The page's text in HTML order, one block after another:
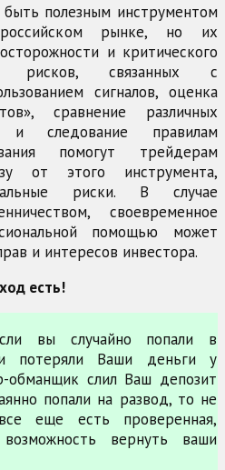
полезным инструментом
рынке, но их
и критического
рисков, связанных с
сигналов, оценка
сравнение различных
и следование правилам
помогут трейдерам
от этого инструмента,
риски. В случае
своевременное
помощью может
и интересов инвестора.
есть!
вы случайно попали в
потеряли Ваши деньги у
обманщик слил Ваш депозит
попали на развод, то не
еще есть проверенная,
вернуть ваши